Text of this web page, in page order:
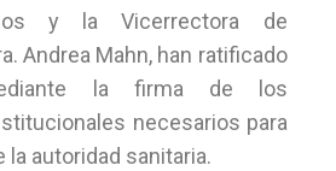
y la Vicerrectora de
Andrea Mahn, han ratificado
la firma de los
necesarios para
la autoridad sanitaria.